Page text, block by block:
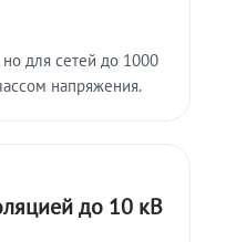
но для сетей до 1000
напряжения.
до 10 кВ